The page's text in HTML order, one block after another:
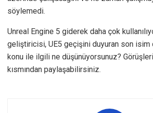
söylemedi.
Unreal Engine 5 giderek daha çok
geliştiricisi, UE5 geçişini duyuran son isim
konu ile ilgili ne düşünüyorsunuz?
kısmından paylaşabilirsiniz.